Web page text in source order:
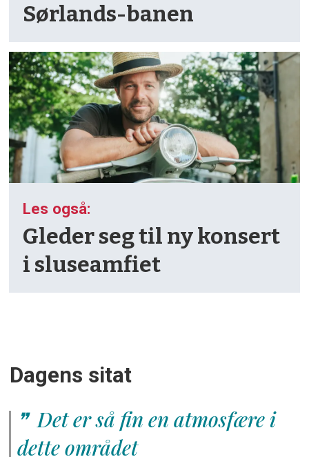
Sørlands-banen
Les også:
Gleder seg til ny konsert
i sluse­amfiet
Dagens sitat
Det er så fin en atmosfære i
dette området